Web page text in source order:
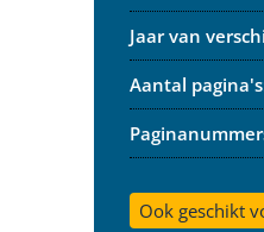
Jaar van
Aantal
Ook geschikt